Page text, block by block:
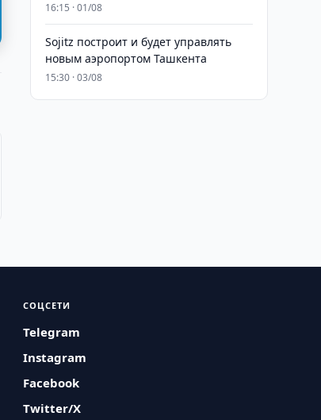
16:15 · 01/08
Sojitz построит и будет управлять
новым аэропортом Ташкента
15:30 · 03/08
СОЦСЕТИ
Telegram
Instagram
Facebook
Twitter/X